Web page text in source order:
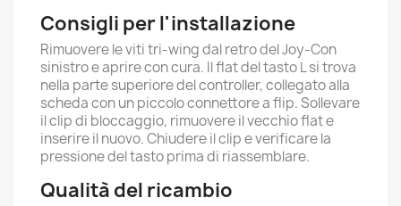
Consigli per l'installazione
Rimuovere le viti tri-wing dal retro del Joy-Con
sinistro e aprire con cura. Il flat del tasto L si trova
nella parte superiore del controller, collegato alla
scheda con un piccolo connettore a flip. Sollevare
il clip di bloccaggio, rimuovere il vecchio flat e
inserire il nuovo. Chiudere il clip e verificare la
pressione del tasto prima di riassemblare.
Qualità del ricambio